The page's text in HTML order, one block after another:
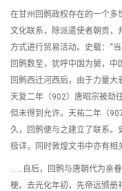
在甘州回鹘政权存在的一个多
文化联系，除派遣使者朝贡，
方式进行贸易活动。史载：“
回鹘数至，犹呼中国为舅，中
回鹘西迁河西后，由于力量大
天复二年（902）唐昭宗被劫
但未得到允许。天祐二年（
久，回鹘便与之建立了联系。
极详，同时敦煌文书中亦有相
……自后，回鹘与唐朝代为亲
梗。去光化年初，先帝远颁册